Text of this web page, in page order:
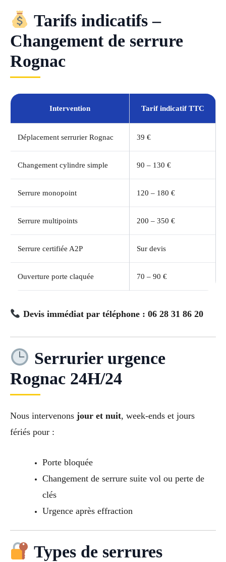
Tarifs indicatifs –
Changement de serrure
Rognac
Intervention Tarif indicatif TTC
Déplacement serrurier Rognac 39 €
Changement cylindre simple 90 – 130 €
Serrure monopoint 120 – 180 €
Serrure multipoints 200 – 350 €
Serrure certifiée A2P Sur devis
Ouverture porte claquée 70 – 90 €
Devis immédiat par téléphone : 06 28 31 86 20
Serrurier urgence
Rognac 24H/24
Nous intervenons jour et nuit, week-ends et jours
fériés pour :
Porte bloquée
Changement de serrure suite vol ou perte de
clés
Urgence après effraction
Types de serrures